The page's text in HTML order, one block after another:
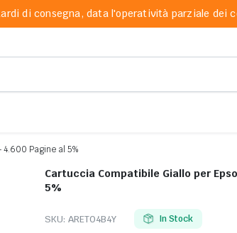
di consegna, data l'operatività parziale dei
Pagine al 5%
Cartuccia Compatibile Giallo per
5%
SKU: ARET04B4Y In Stock